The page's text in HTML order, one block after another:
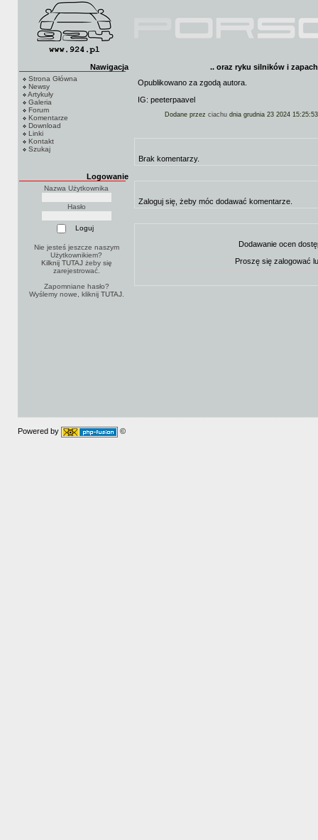
Nawigacja
Strona Główna
Newsy
Artykuły
Galeria
Forum
Komentarze
Download
Linki
Kontakt
Szukaj
Logowanie
Nazwa Użytkownika
Hasło
Nie jesteś jeszcze naszym
Użytkownikiem?
Kilknij TUTAJżeby się
zarejestrować.
Zapomniane hasło?
Wyślemy nowe, kliknij TUTAJ.
.. oraz ryku silników i
Opublikowano za zgodą autora.
IG: peeterpaavel
Dodane przez ciachu dnia grudnia 23 2024 15:25:53
Brak komentarzy.
Zaloguj się, żeby móc dodawać komentarze.
Dodawanie ocen
Proszę się zalogować
Powered by ©